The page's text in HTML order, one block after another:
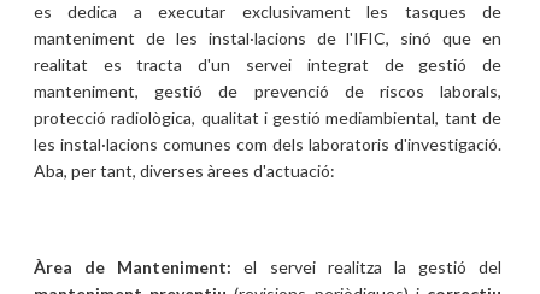
es dedica a executar exclusivament les tasques de
manteniment de les instal·lacions de l'IFIC, sinó que en
realitat es tracta d'un servei integrat de gestió de
manteniment, gestió de prevenció de riscos laborals,
protecció radiològica, qualitat i gestió mediambiental, tant de
les instal·lacions comunes com dels laboratoris d'investigació.
Aba, per tant, diverses àrees d'actuació:
Àrea de Manteniment:el servei realitza la gestió del